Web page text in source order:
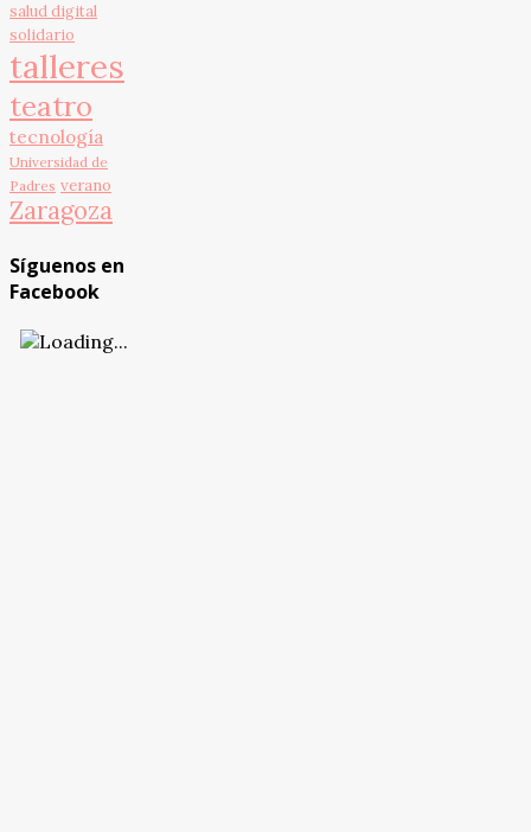
salud digital
solidario
talleres
teatro
tecnología
Universidad de
Padres verano
Zaragoza
Síguenos en
Facebook